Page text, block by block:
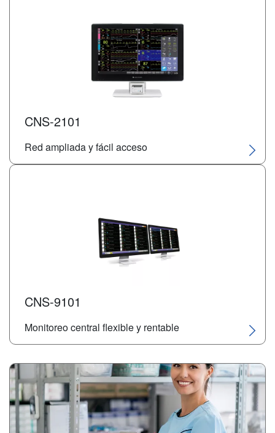
CNS-2101
Red ampliada y fácil acceso
CNS-9101
Monitoreo central flexible y rentable
Image